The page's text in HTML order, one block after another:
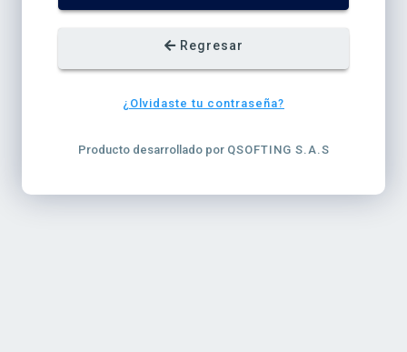
Regresar
¿Olvidaste tu contraseña?
Producto desarrollado por QSOFTING S.A.S